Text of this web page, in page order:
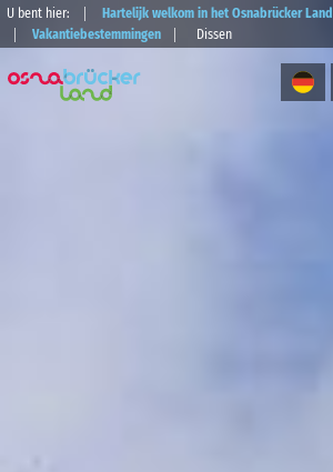
U bent hier: Hartelijk welkom in het Osnabrücker Land
Vakantiebestemmingen
Dissen